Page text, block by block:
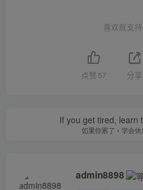
喜欢就支
点赞 57 分享
If you get tired, learn
如果你累了，学会
admin8898